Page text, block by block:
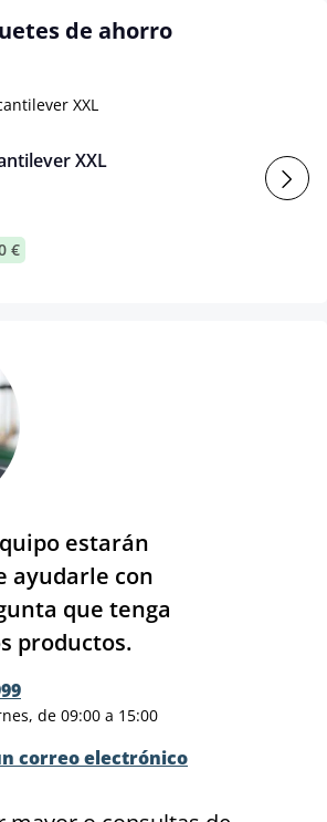
de ahorro
XXL
€
estarán
ayudarle con
que tenga
productos.
de 09:00 a 15:00
correo electrónico